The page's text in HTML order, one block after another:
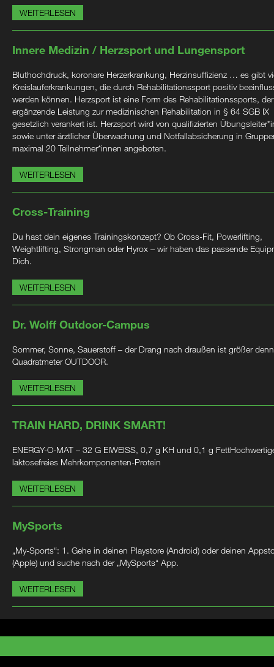
WEITERLESEN
Innere Medizin / Herzsport und Lungensport
Bluthochdruck, koronare Herzerkrankung, Herzinsuffizienz … es gibt
Kreislauferkrankungen, die durch Rehabilitationssport positiv
werden können. Herzsport ist eine Form des Rehabilitationssports,
ergänzende Leistung zur medizinischen Rehabilitation in § 64 SGB IX
gesetzlich verankert ist. Herzsport wird von qualifizierten
sowie unter ärztlicher Überwachung und Notfallabsicherung in
maximal 20 Teilnehmer*innen angeboten.
WEITERLESEN
Cross-Training
Du hast dein eigenes Trainingskonzept? Ob Cross-Fit, Powerlifting,
Weightlifting, Strongman oder Hyrox – wir haben das passende
Dich.
WEITERLESEN
Dr. Wolff Outdoor-Campus
Sommer, Sonne, Sauerstoff – der Drang nach draußen ist größer
Quadratmeter OUTDOOR.
WEITERLESEN
TRAIN HARD, DRINK SMART!
ENERGY-O-MAT – 32 G EIWEISS, 0,7 g KH und 0,1 g
laktosefreies Mehrkomponenten-Protein
WEITERLESEN
MySports
„My-Sports“: 1. Gehe in deinen Playstore (Android) oder deinen
(Apple) und suche nach der „MySports“ App.
WEITERLESEN